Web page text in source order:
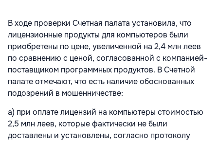
В ходе проверки Счетная палата установила, что
лицензионные продукты для компьютеров были
приобретены по цене, увеличенной на 2,4 млн леев
по сравнению с ценой, согласованной с компанией-
поставщиком программных продуктов. В Счетной
палате отмечают, что есть наличие обоснованных
подозрений в мошенничестве:
а) при оплате лицензий на компьютеры стоимостью
2,5 млн леев, которые фактически не были
доставлены и установлены, согласно протоколу